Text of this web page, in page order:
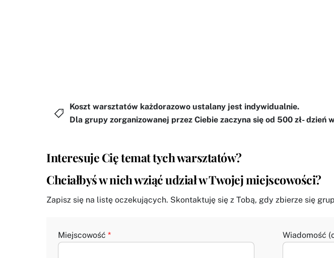
Koszt warsztatów każdorazowo ustalany jest indywidualnie.
Dla grupy zorganizowanej przez Ciebie zaczyna się od 500 zł- dzień
Interesuje Cię temat tych warsztatów?
Chciałbyś w nich wziąć udział w Twojej miejscowości?
Zapisz się na listę oczekujących. Skontaktuję się z Tobą, gdy zbierze się
Miejscowość* Wiadomość